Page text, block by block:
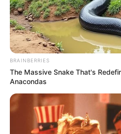
Why everything you
might be wrong
CTA LOVE
BRAINBERRIES
The Massive Snake That's
Anacondas